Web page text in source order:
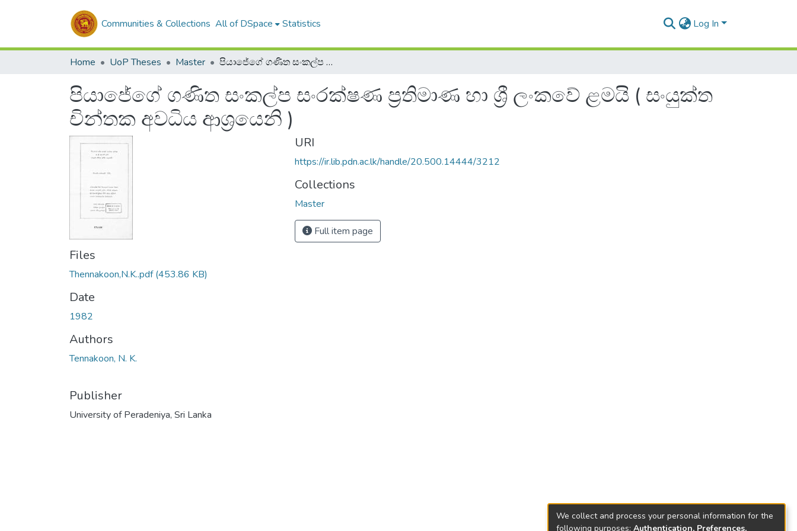
Communities & Collections All of DSpace Statistics Log In
Home UoP Theses Master පියාජේගේ ගණිත සංකල්ප සංරක්ෂණ ප්‍රතිමාණ හා ශ්‍රී ලංකවේ ළමයි ( සංයුක්ත චින්තක අවධිය ආශ්‍රයෙනි )
පියාජේගේ ගණිත සංකල්ප සංරක්ෂණ ප්‍රතිමාණ හා ශ්‍රී ලංකවේ ළමයි ( සංයුක්ත
චින්තක අවධිය ආශ්‍රයෙනි )
Files
Thennakoon,N.K..pdf(453.86 KB)
Date
1982
Authors
Tennakoon, N. K.
Publisher
University of Peradeniya, Sri Lanka
URI
https://ir.lib.pdn.ac.lk/handle/20.500.14444/3212
Collections
Master
Full item page
We collect and process your personal information for the
following purposes: Authentication, Preferences,